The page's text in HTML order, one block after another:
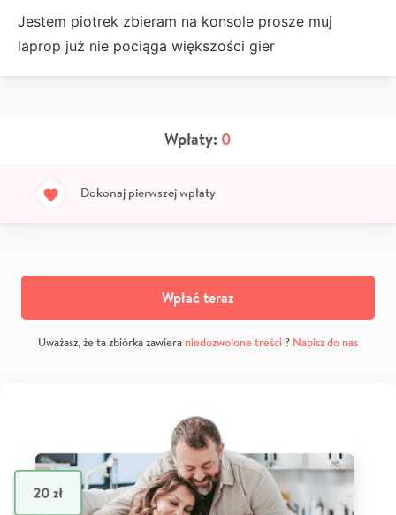
Jestem piotrek zbieram na konsole prosze muj
laprop już nie pociąga większości gier
Wpłaty: 0
Dokonaj pierwszej wpłaty
Wpłać teraz
Uważasz, że ta zbiórka zawiera niedozwolone treści? Napisz do nas